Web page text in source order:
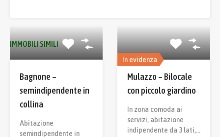
IMMOBILI SIMILI
Bagnone –
semindipendente in
collina
Abitazione
semindipendente in
In evidenza
Mulazzo – Bilocale
con piccolo giardino
In zona comoda ai
servizi, abitazione
indipendente da 3 lati,…